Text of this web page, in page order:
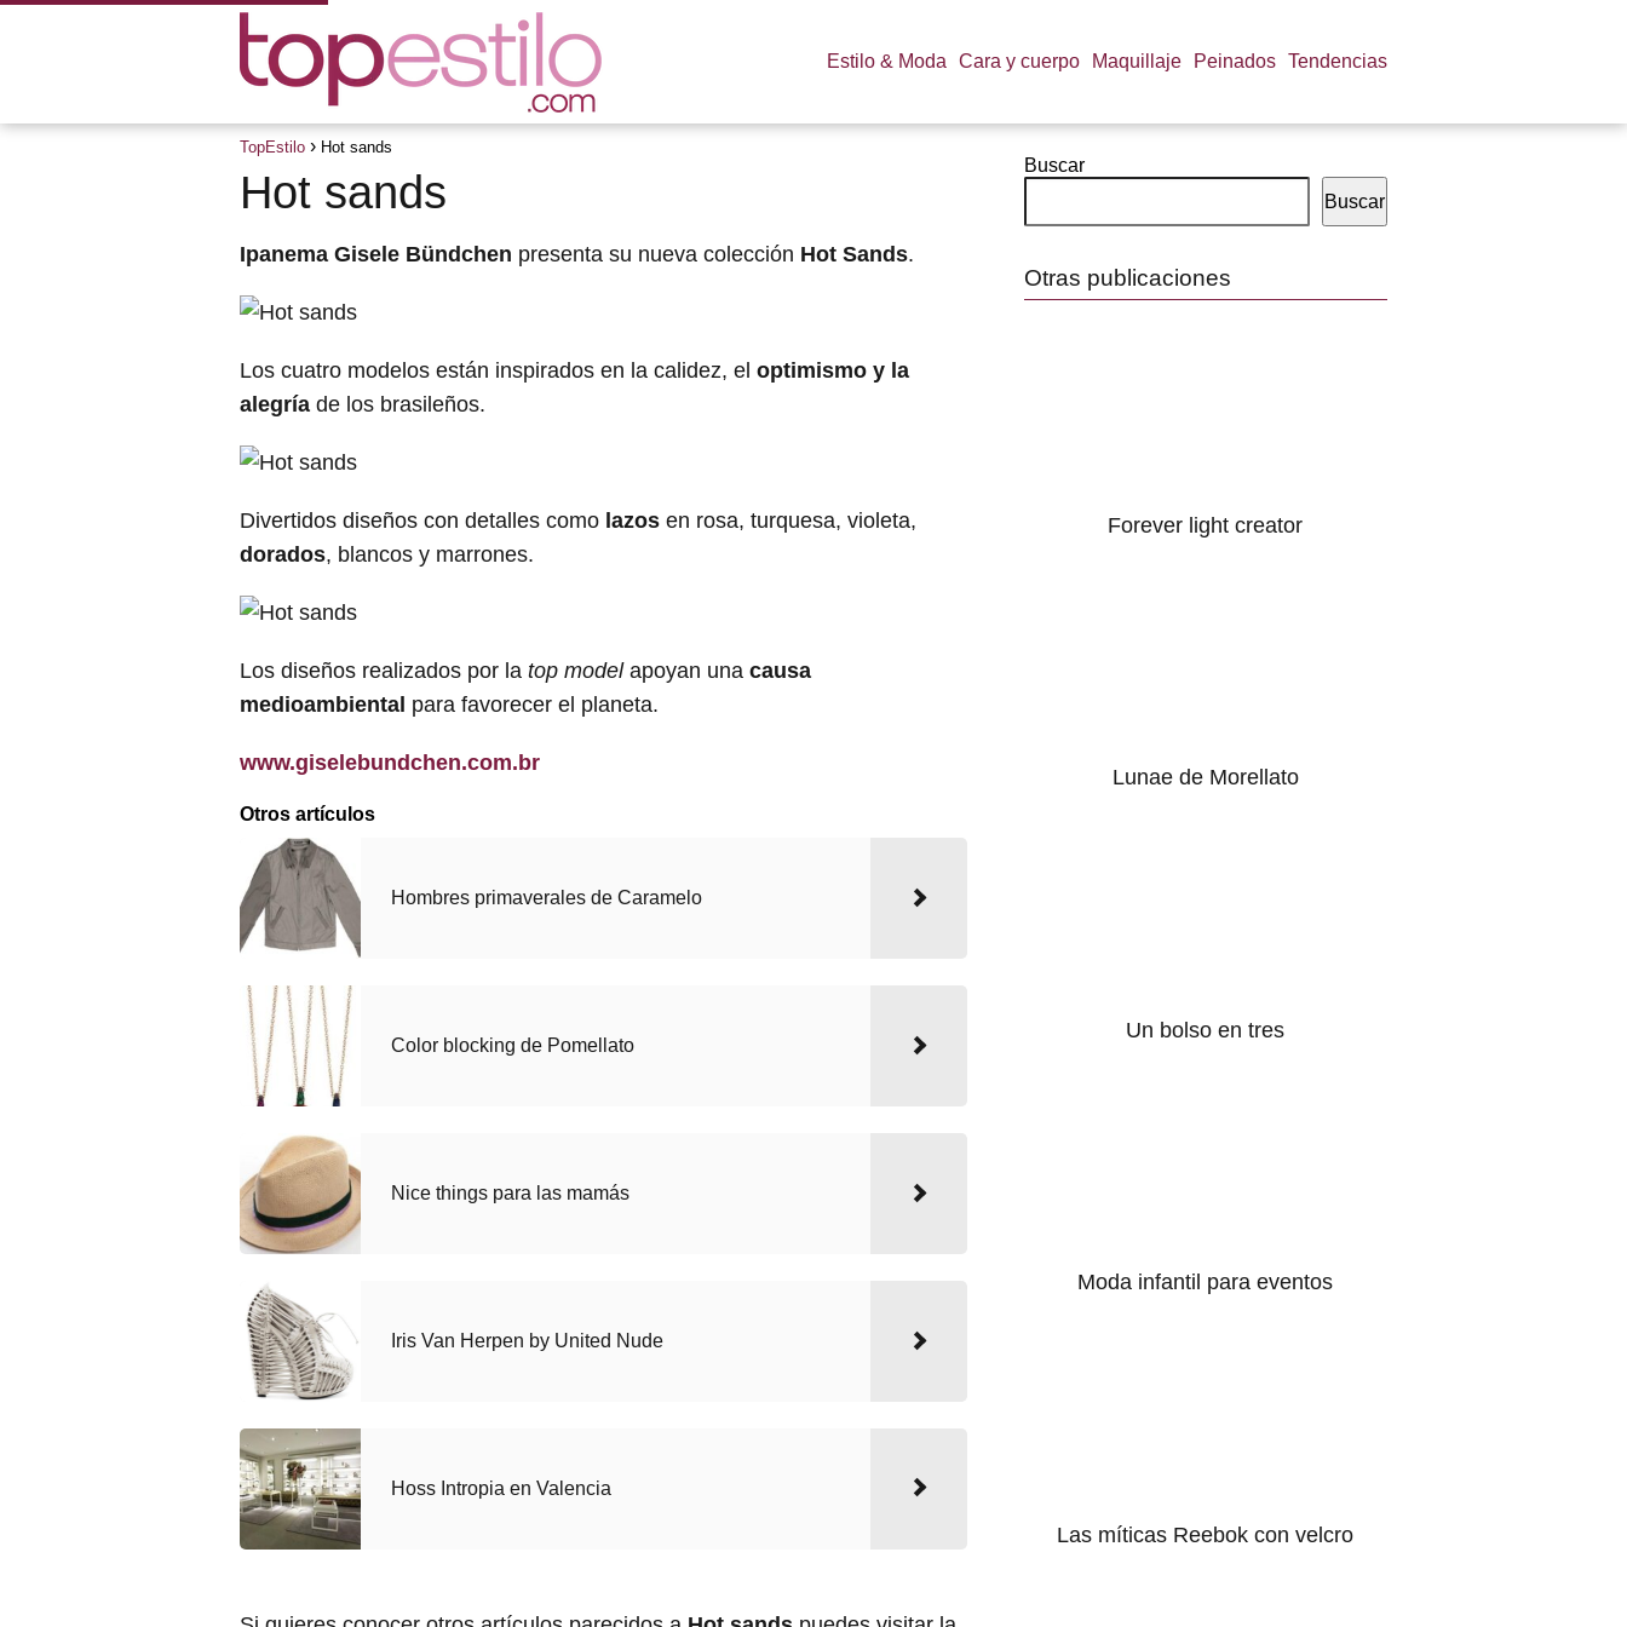
Estilo & Moda Cara y cuerpo Maquillaje Peinados Tendencias
TopEstilo Hot sands
Hot sands
Ipanema Gisele Bündchen presenta su nueva colección Hot Sands.
Los cuatro modelos están inspirados en la calidez, el optimismo y la
alegría de los brasileños.
Divertidos diseños con detalles como lazos en rosa, turquesa, violeta,
dorados, blancos y marrones.
Los diseños realizados por la top modelapoyan una causa
medioambiental para favorecer el planeta.
www.giselebundchen.com.br
Otros artículos
Hombres primaverales de Caramelo
Color blocking de Pomellato
Nice things para las mamás
Iris Van Herpen by United Nude
Hoss Intropia en Valencia
Buscar
Buscar
Otras publicaciones
Forever light creator
Lunae de Morellato
Un bolso en tres
Moda infantil para eventos
Las míticas Reebok con velcro